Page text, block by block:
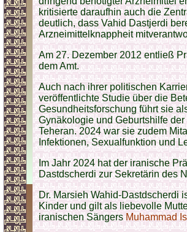
kritisierte daraufhin auch die
deutlich, dass Vahid Dastjerdi
Arzneimittelknappheit
Am 27. Dezember 2012 entließ
dem Amt.
Auch nach ihrer politischen
veröffentlichte Studie über die
Gesundheitsforschung führt sie
Gynäkologie und Geburtshilfe
Teheran. 2024 war sie zudem
Infektionen, Sexualfunktion und
Im Jahr 2024 hat der iranische
Dastdscherdi zur Sekretärin des
Dr. Marsieh Wahid-Dastdscherdi
Kinder und gilt als liebevolle
iranischen SängersMuhammad